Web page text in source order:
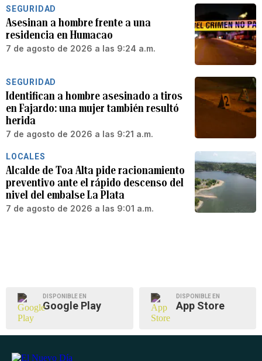
SEGURIDAD
Asesinan a hombre frente a una
residencia en Humacao
7 de agosto de 2026 a las 9:24 a.m.
SEGURIDAD
Identifican a hombre asesinado a tiros
en Fajardo: una mujer también resultó
herida
7 de agosto de 2026 a las 9:21 a.m.
LOCALES
Alcalde de Toa Alta pide racionamiento
preventivo ante el rápido descenso del
nivel del embalse La Plata
7 de agosto de 2026 a las 9:01 a.m.
DISPONIBLE EN
Google Play
DISPONIBLE EN
App Store